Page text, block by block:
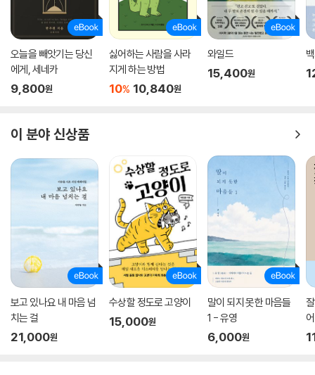
오늘을 빼앗기는 당신
에게, 세네카
9,800원
싫어하는 사람을 사라
지게 하는 방법
10% 10,840원
와일드
15,400원
이 분야 신상품
보고 있나요 내 마음 넘
치는 걸
21,000원
수상할 정도로 고양이
15,000원
말이 되지 못한 마음들
1 - 유영
6,000원
어